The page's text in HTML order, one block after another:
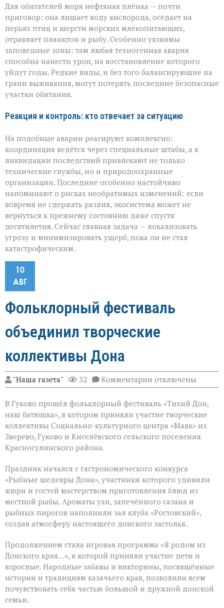
Для обитателей моря нефтяная плёнка — почти
приговор: она лишает воду кислорода, оседает на
перьях птиц и шерсти морских млекопитающих,
отравляет планктон и рыбу. Особенно уязвимы
заповедные зоны: там любая техногенная авария
способна нанести урон, на восстановление которого
уйдут годы. Редкие виды, и без того балансирующие на
грани выживания, могут потерять последние безопасные
участки обитания.
Реакция и контроль: кто отвечает за ситуацию
На подобные аварии реагируют комплексно:
координация ведётся через специальные штабы, а к
ликвидации последствий привлекают не только
технические службы, но и природоохранные
организации. Последние особенно настойчиво
напоминают о рисках необратимых изменений: если
вовремя не сдержать разлив, экосистема может не
вернуться к прежнему состоянию даже спустя
десятилетия. Сейчас главная задача — локализовать
угрозу и минимизировать ущерб, пока он не стал
катастрофическим.
10
АВГ
Фольклорный фестиваль
объединил творческие
коллективы Дона
"Наша газета" 32 Комментарии к
записи
фестиваль
объединил
творческие
коллективы
Дона
отключены
В Гуково прошёл фольклорный фестиваль «Тихий Дон,
наш батюшка», в котором приняли участие творческие
коллективы Социально-культурного центра «Маяк» из
Зверево, Гуково и Киселёвского сельского поселения
Красносулинского района.
Праздник начался с гастрономического конкурса
«Рыбные шедевры Дона», участники которого удивили
жюри и гостей мастерством приготовления блюд из
местной рыбы. Ароматы ухи, запечённого сазана и
рыбных пирогов наполнили зал клуба «Ростовский»,
создав атмосферу настоящего донского застолья.
Продолжением стала игровая программа «Я родом из
Донского края…», в которой приняли участие дети и
взрослые. Народные забавы и викторины, посвящённые
истории и традициям казачьего края, позволили всем
почувствовать себя частью большой и дружной донской
семьи.